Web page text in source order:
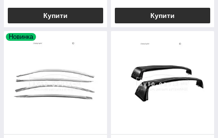
Купити Купити
Новинка